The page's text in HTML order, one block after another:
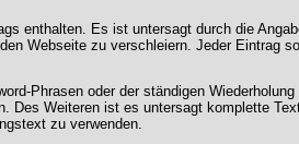
enthalten. Es ist untersagt durch die
Webseite zu verschleiern. Jeder Eintrag
Phrasen oder der ständigen Wiederholung
Des Weiteren ist es untersagt komplette
zu verwenden.